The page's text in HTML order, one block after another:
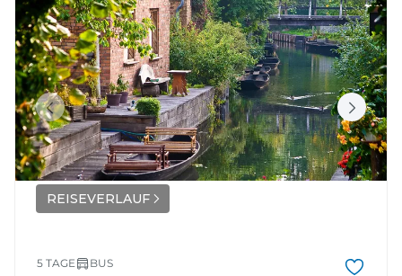
REISEVERLAUF
5 TAGE BUS